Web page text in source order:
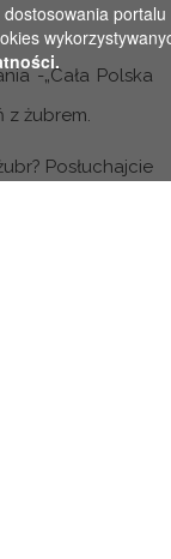
-„Cała Polska
z żubrem.
Posłuchajcie
portalu